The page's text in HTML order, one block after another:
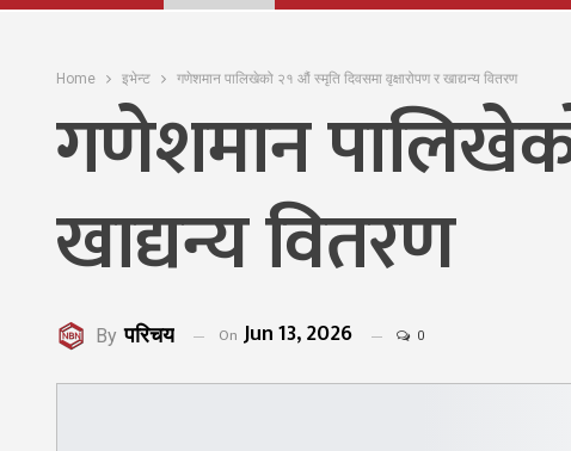
Home इभेन्ट गणेशमान पालिखेको २१ औं स्मृति दिवसमा वृक्षारोपण र खाद्यन्य वितरण
गणेशमान
खाद्यन्य वितरण
By परिचय On Jun 13, 2026 0